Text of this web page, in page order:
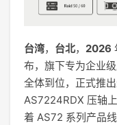
台湾， 台北， 2026
布，旗下专为企业
全体到位，正式推
AS7224RDX 压轴
着 AS72 系列产品